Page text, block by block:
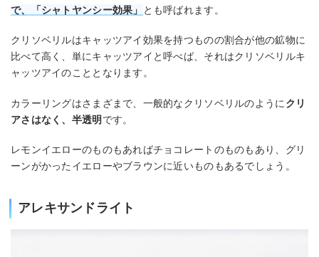
で、「シャトヤンシー効果」
とも呼ばれます。
クリソベリルはキャッツアイ効果を持つものの割合が他の鉱物に
比べて高く、単にキャッツアイと呼べば、それはクリソベリルキ
ャッツアイのこととなります。
カラーリングはさまざまで、一般的なクリソベリルのように クリ
アさはなく、半透明 です。
レモンイエローのものもあればチョコレートのものもあり、グリ
ーンがかったイエローやブラウンに近いものもあるでしょう。
アレキサンドライト